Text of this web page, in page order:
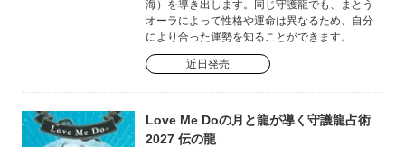
海）を導き出します。同じ守護龍でも、まとう
オーラによって性格や運命は異なるため、自分
により合った運勢を知ることができます。
近日発売
Love Me Doの月と龍が導く守護龍占術
2027 伝の龍